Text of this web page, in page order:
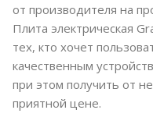
от производителя на
Плита электрическая
тех, кто хочет
качественным
при этом получить от
приятной цене.